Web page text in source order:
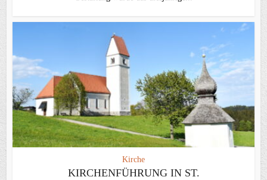
Kirche
KIRCHENFÜHRUNG IN ST.